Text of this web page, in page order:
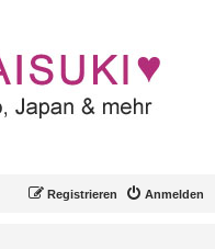
Anmelden
Registrieren